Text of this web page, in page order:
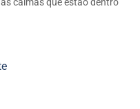
calmas que estão dentro